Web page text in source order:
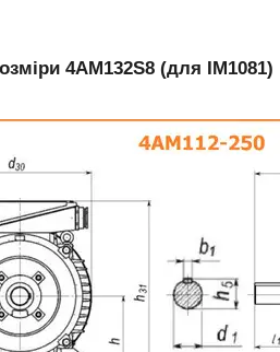
4АМ132S8 (для IM1081)